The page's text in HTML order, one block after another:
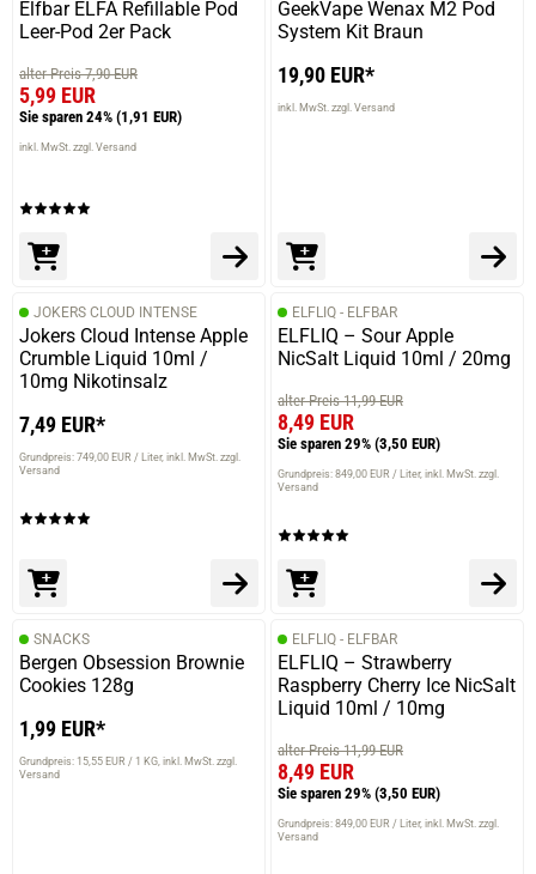
Elfbar ELFA Refillable Pod
Leer-Pod 2er Pack
alter Preis 7,90 EUR
5,99 EUR
Sie sparen 24% (1,91 EUR)
inkl. MwSt. zzgl. Versand
GeekVape Wenax M2 Pod
System Kit Braun
19,90 EUR*
inkl. MwSt. zzgl. Versand
JOKERS CLOUD INTENSE
Jokers Cloud Intense Apple
Crumble Liquid 10ml /
10mg Nikotinsalz
7,49 EUR*
Grundpreis: 749,00 EUR / Liter inkl. MwSt. zzgl.
Versand
ELFLIQ - ELFBAR
ELFLIQ – Sour Apple
NicSalt Liquid 10ml / 20mg
alter Preis 11,99 EUR
8,49 EUR
Sie sparen 29% (3,50 EUR)
Grundpreis: 849,00 EUR / Liter inkl. MwSt. zzgl.
Versand
SNACKS
Bergen Obsession Brownie
Cookies 128g
1,99 EUR*
Grundpreis: 15,55 EUR / 1 KG inkl. MwSt. zzgl.
Versand
ELFLIQ - ELFBAR
ELFLIQ – Strawberry
Raspberry Cherry Ice NicSalt
Liquid 10ml / 10mg
alter Preis 11,99 EUR
8,49 EUR
Sie sparen 29% (3,50 EUR)
Grundpreis: 849,00 EUR / Liter inkl. MwSt. zzgl.
Versand